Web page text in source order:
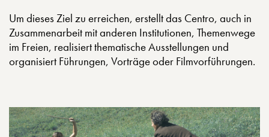
Um dieses Ziel zu erreichen, erstellt das Centro, auch in
Zusammenarbeit mit anderen Institutionen, Themenwege
im Freien, realisiert thematische Ausstellungen und
organisiert Führungen, Vorträge oder Filmvorführungen.